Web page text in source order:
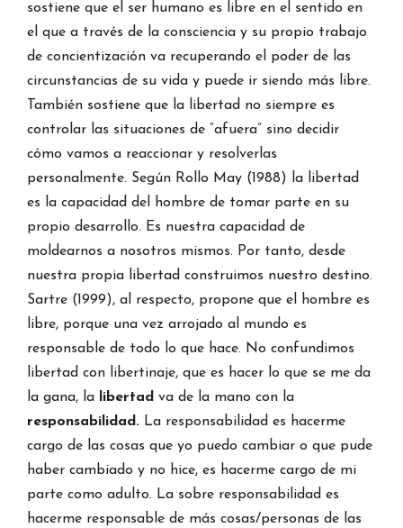
sostiene que el ser humano es libre en el sentido en
el que a través de la consciencia y su propio trabajo
de concientización va recuperando el poder de las
circunstancias de su vida y puede ir siendo más libre.
También sostiene que la libertad no siempre es
controlar las situaciones de “afuera” sino decidir
cómo vamos a reaccionar y resolverlas
personalmente. Según Rollo May (1988) la libertad
es la capacidad del hombre de tomar parte en su
propio desarrollo. Es nuestra capacidad de
moldearnos a nosotros mismos. Por tanto, desde
nuestra propia libertad construimos nuestro destino.
Sartre (1999), al respecto, propone que el hombre es
libre, porque una vez arrojado al mundo es
responsable de todo lo que hace. No confundimos
libertad con libertinaje, que es hacer lo que se me da
la gana, la libertad va de la mano con la
responsabilidad. La responsabilidad es hacerme
cargo de las cosas que yo puedo cambiar o que pude
haber cambiado y no hice, es hacerme cargo de mi
parte como adulto. La sobre responsabilidad es
hacerme responsable de más cosas/personas de las